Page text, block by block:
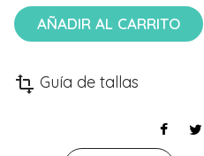
AÑADIR AL CARRITO
transform Guía de tallas